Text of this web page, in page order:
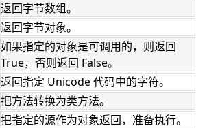
返回字节数组。
返回字节对象。
如果指定的对象是可调用的，则返回
True，否则返回 False。
返回指定 Unicode 代码中的字符。
把方法转换为类方法。
把指定的源作为对象返回，准备执行。